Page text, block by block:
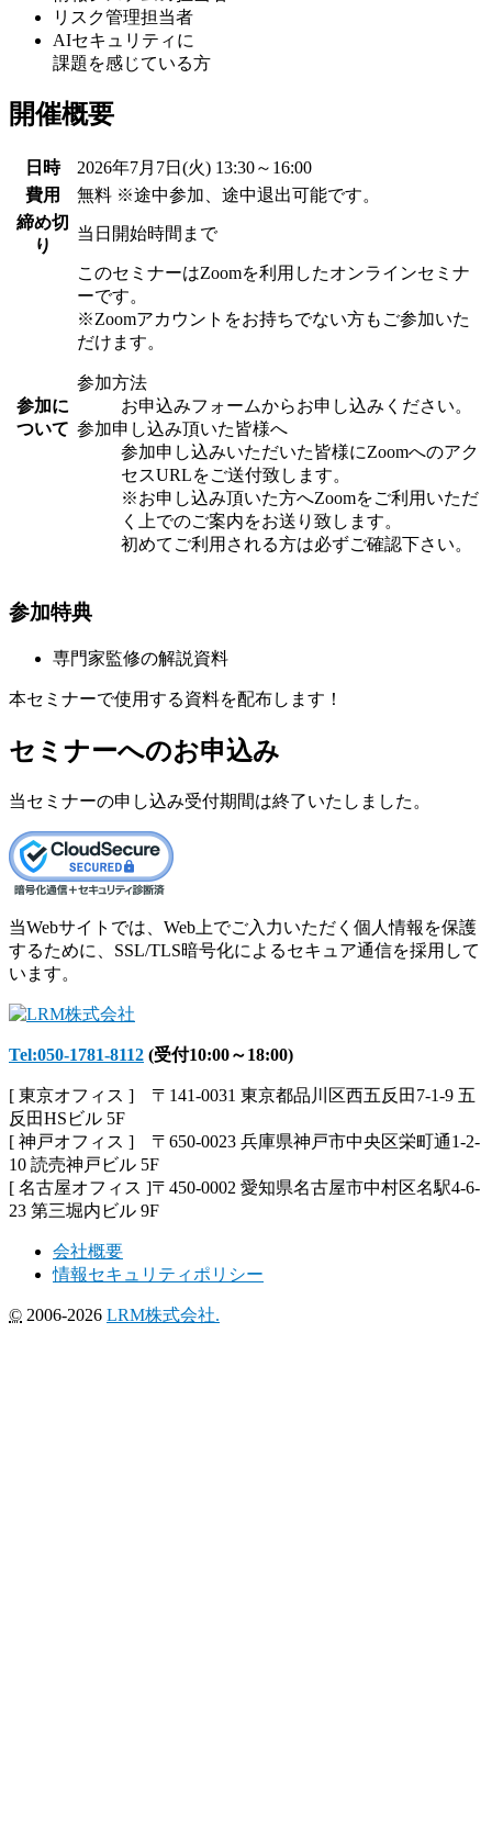
リスク管理担当者
AIセキュリティに
課題を感じている方
開催概要
日時
2026年7月7日(火) 13:30～16:00
費用
無料 ※途中参加、途中退出可能です。
締め切
り
当日開始時間まで
参加に
ついて
このセミナーはZoomを利用したオンラインセミナ
ーです。
※Zoomアカウントをお持ちでない方もご参加いた
だけます。
参加方法
お申込みフォームからお申し込みください。
参加申し込み頂いた皆様へ
参加申し込みいただいた皆様にZoomへのアク
セスURLをご送付致します。
※お申し込み頂いた方へZoomをご利用いただ
く上でのご案内をお送り致します。
初めてご利用される方は必ずご確認下さい。
参加特典
専門家監修の解説資料
本セミナーで使用する資料を配布します！
セミナーへのお申込み
当セミナーの申し込み受付期間は終了いたしました。
当Webサイトでは、Web上でご入力いただく個人情報を保護
するために、SSL/TLS暗号化によるセキュア通信を採用して
います。
Tel:050-1781-8112 (受付10:00～18:00)
[ 東京オフィス ] 〒141-0031 東京都品川区西五反田7-1-9 五
反田HSビル 5F
[ 神戸オフィス ] 〒650-0023 兵庫県神戸市中央区栄町通1-2-
10 読売神戸ビル 5F
[ 名古屋オフィス ]〒450-0002 愛知県名古屋市中村区名駅4-6-
23 第三堀内ビル 9F
会社概要
情報セキュリティポリシー
© 2006-2026 LRM株式会社.